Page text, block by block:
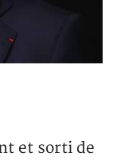
et sorti de